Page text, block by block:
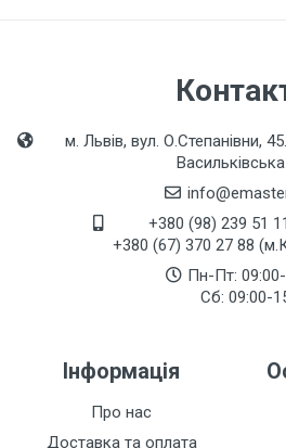
м. Львів, вул. О.Степанівни,
+380 (98) 239 51
+380 (67) 370 27 88
Пн-Пт:
Сб: 09:00-
Інформація
Про нас
Доставка та оплата